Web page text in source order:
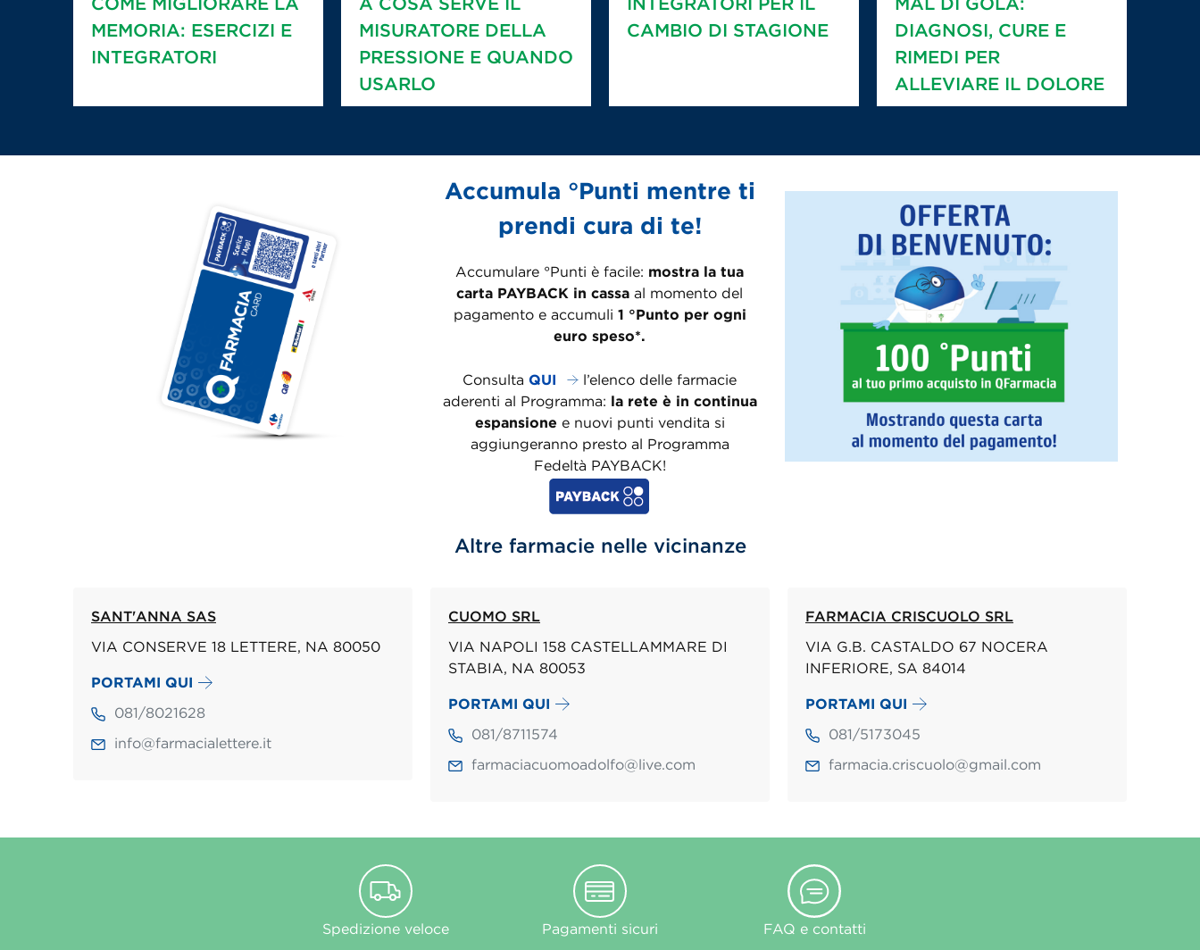
MEMORIA: ESERCIZI E
INTEGRATORI
MISURATORE DELLA
PRESSIONE E QUANDO
USARLO
CAMBIO DI STAGIONE
DIAGNOSI, CURE E
RIMEDI PER
ALLEVIARE IL DOLORE
Accumula °Punti mentre ti
prendi cura di te!
Accumulare °Punti è facile: mostra la tua
carta PAYBACK in cassa al momento del
pagamento e accumuli 1 °Punto per ogni
euro speso*.
ConsultaQUI
l’elenco delle farmacie
aderenti al Programma: la rete è in continua
espansione e nuovi punti vendita si
aggiungeranno presto al Programma
Fedeltà PAYBACK!
Altre farmacie nelle vicinanze
SANT'ANNA SAS
VIA CONSERVE 18 LETTERE, NA 80050
PORTAMI QUI
081/8021628
info@farmacialettere.it
CUOMO SRL
VIA NAPOLI 158 CASTELLAMMARE DI
STABIA, NA 80053
PORTAMI QUI
081/8711574
farmaciacuomoadolfo@live.com
FARMACIA CRISCUOLO SRL
VIA G.B. CASTALDO 67 NOCERA
INFERIORE, SA 84014
PORTAMI QUI
081/5173045
farmacia.criscuolo@gmail.com
Spedizione veloce Pagamenti sicuri FAQ e contatti